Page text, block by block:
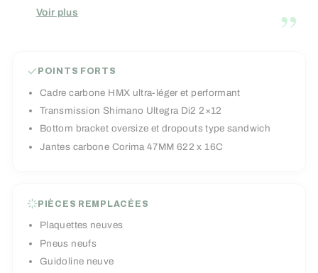
soignée ; équipé d’une transmission
Corima et de pneus Hutchinson, ce bolide est
Voir plus ”
POINTS FORTS
Cadre carbone HMX ultra-léger et performant
Transmission Shimano Ultegra Di2 2×12
Bottom bracket oversize et dropouts type sandwich
Jantes carbone Corima 47MM 622 x 16C
PIÈCES REMPLACÉES
Plaquettes neuves
Pneus neufs
Guidoline neuve